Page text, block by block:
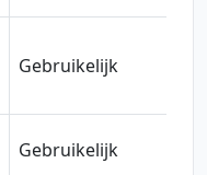
Gebruikelijk
Gebruikelijk